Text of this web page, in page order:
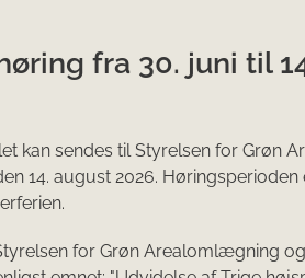
fra 30. juni til
kan sendes til Styrelsen for Grøn
14. august 2026. Høringsperioden
for Grøn Arealomlægning